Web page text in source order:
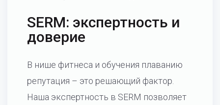
SERM: экспертность и
доверие
В нише фитнеса и обучения плаванию
репутация – это решающий фактор.
Наша экспертность в SERM позволяет